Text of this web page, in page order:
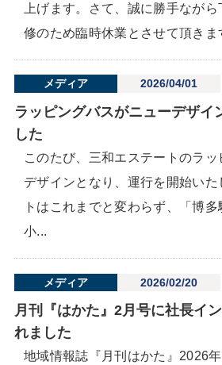
上げます。さて、誠に勝手なが
修のため臨時休業とさせて頂きま
メディア 2026/04/01
ラッピングバスがニューデザイ
した
このたび、三和エステートのラ
デザインとなり、運行を開始い
トはこれまでと変わらず、「博
小...
メディア 2026/02/20
月刊『はかた』2月号に社長イ
れました
地域情報誌『月刊はかた』2026